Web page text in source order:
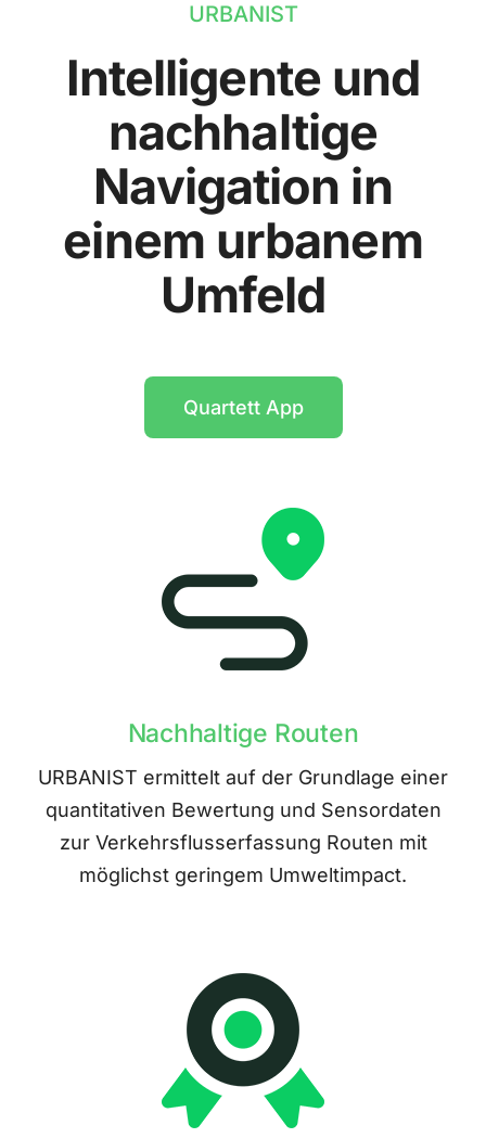
URBANIST
Intelligente und
nachhaltige
Navigation in
einem urbanem
Umfeld
Quartett App
Nachhaltige Routen
URBANIST ermittelt auf der Grundlage einer
quantitativen Bewertung und Sensordaten
zur Verkehrsflusserfassung Routen mit
möglichst geringem Umweltimpact.